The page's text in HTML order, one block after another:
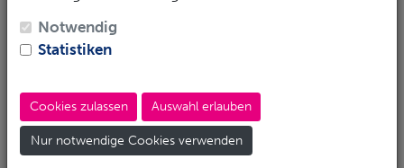
1 Erwachsene
Abreise-Flughafen
Abreise-Flughafen (Alternativ)
Notwendig
Statistiken
Cookies zulassen Auswahl erlauben
Nur notwendige Cookies verwenden